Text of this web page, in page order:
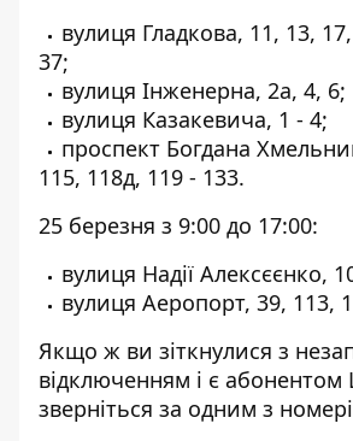
вулиця Гладкова, 11, 13,
37;
вулиця Інженерна, 2а, 4, 6;
вулиця Казакевича, 1 - 4;
проспект Богдана
115, 118д, 119 - 133.
25 березня з 9:00 до 17:00:
вулиця Надії Алексєєнко,
вулиця Аеропорт, 39, 113,
Якщо ж ви зіткнулися з
відключенням і є абонентом
зверніться за одним з